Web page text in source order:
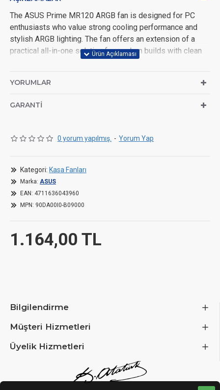
The ASUS Prime MR120 ARGB fan is designed for PC
enthusiasts who value strong cooling performance and
stylish ARGB lighting. The fan offers an extension of a
practical all-in-one solution for modern builds with clean
Quiet cooling thanks to PWM control with 1,600 RPM
effects
Rubber pads reduce noise and vibrations
Dimensions
Length / Depth
Fan Specifications
YORUMLAR
GARANTI
0 yorum yapılmış. - Yorum Yap
1.164,00 TL
Kategori: Kasa Fanları
Marka: ASUS
EAN: 4711636043960
MPN: 90DA00I0-B09000
Bilgilendirme
Müşteri Hizmetleri
Üyelik Hizmetleri